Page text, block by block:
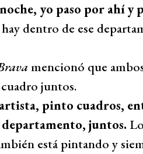
yo paso por ahí y
dentro de ese
mencionó que
juntos.
pinto cuadros,
juntos.
está pintando y